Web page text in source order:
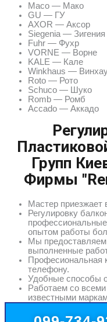
Maco — Мако
GU — ГУ
AXOR — Аксор
Siegenia — Зигения
Fuhr — Фухр
VORNE — Ворне
KALE — Кале
Winkhaus —
Roto — Рото
Schuco — Шуко
Romb — Ромб
Accado — Аккадо
Групп
Фирмы
Мастер приезжает
Регулировку
опытом работы
Мы предоставляем
выполненные
Професиональная
телефону.
Удобные способы
Работаем со
известными